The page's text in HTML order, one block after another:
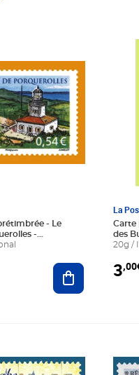
- Le
-
Ajouter au
La
Carte
des
20g /
3